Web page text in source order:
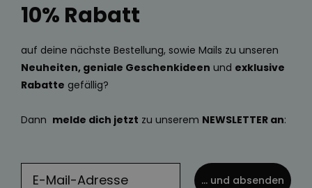
10% Rabatt
auf deine nächste Bestellung, sowie Mails zu unseren
Neuheiten, geniale Geschenkideen und exklusive
Rabatte gefällig?
Dann melde dich jetzt zu unserem NEWSLETTER an:
... und absenden